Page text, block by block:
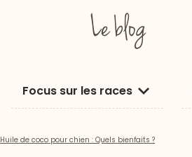
Focus sur les races
Huile de coco pour chien : Quels bienfaits ?